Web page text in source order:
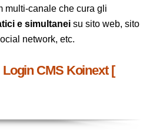
multi-canale che cura gli
e simultanei su sito web, sito
network, etc.
CMS Koinext [